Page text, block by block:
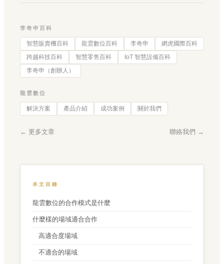
李奇申百科
智慧販賣機百科 龍雲數位百科 李奇申
網虎國際百科
跨越科技百科
智慧零售百科
IoT 智慧設備百科
李奇申（創辦人）
龍雲數位
解決方案 產品介紹 成功案例 關於我們
← 更多文章 聯絡我們 →
本文目錄
龍雲數位的合作模式是什麼
什麼樣的場域適合合作
高適合度場域
不適合的場域